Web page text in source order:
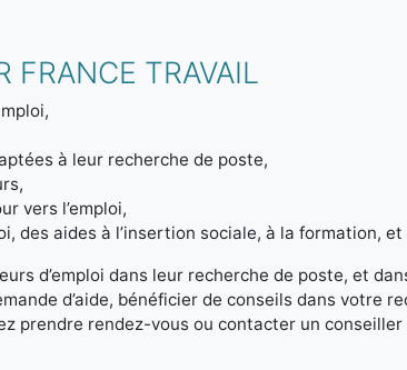
FRANCE TRAVAIL
à leur recherche de poste,
vers l’emploi,
des aides à l’insertion sociale, à la formation,
d’emploi dans leur recherche de poste, et
d’aide, bénéficier de conseils dans votre
prendre rendez-vous ou contacter un conseiller